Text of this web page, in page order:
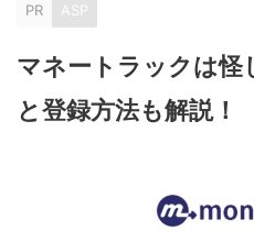
PR ASP
マネートラックは怪
と登録方法も解説！